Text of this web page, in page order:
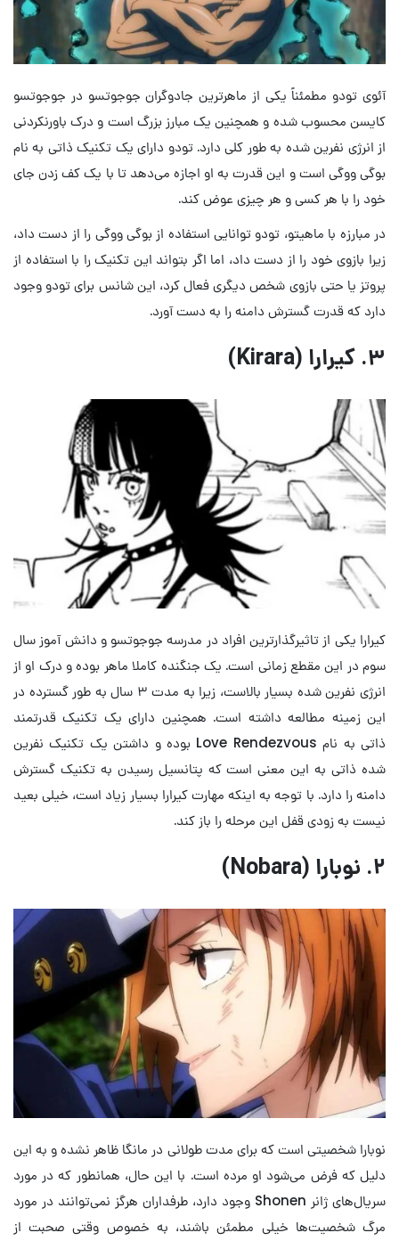
آئوی تودو مطمئناً یکی از ماهرترین جادوگران جوجوتسو در جوجوتسو
کایسن محسوب شده و همچنین یک مبارز بزرگ است و درک باورنکردنی
از انرژی نفرین شده به طور کلی دارد. تودو دارای یک تکنیک ذاتی به نام
بوگی ووگی است و این قدرت به او اجازه می‌دهد تا با یک کف زدن جای
خود را با هر کسی و هر چیزی عوض کند.
در مبارزه با ماهیتو، تودو توانایی استفاده از بوگی ووگی را از دست داد،
زیرا بازوی خود را از دست داد، اما اگر بتواند این تکنیک را با استفاده از
پروتز یا حتی بازوی شخص دیگری فعال کرد، این شانس برای تودو وجود
دارد که قدرت گسترش دامنه را به دست آورد.
۳. کیرارا (Kirara)
کیرارا یکی از تاثیرگذارترین افراد در مدرسه جوجوتسو و دانش آموز سال
سوم در این مقطع زمانی است. یک جنگنده کاملا ماهر بوده و درک او از
انرژی نفرین شده بسیار بالاست، زیرا به مدت ۳ سال به طور گسترده در
این زمینه مطالعه داشته است. همچنین دارای یک تکنیک قدرتمند
ذاتی به نام Love Rendezvous بوده و داشتن یک تکنیک نفرین
شده ذاتی به این معنی است که پتانسیل رسیدن به تکنیک گسترش
دامنه را دارد. با توجه به اینکه مهارت کیرارا بسیار زیاد است، خیلی بعید
نیست به زودی قفل این مرحله را باز کند.
۲. نوبارا (Nobara)
نوبارا شخصیتی است که برای مدت طولانی در مانگا ظاهر نشده و به این
دلیل که فرض می‌شود او مرده است. با این حال، همانطور که در مورد
سریال‌های ژانر Shonen وجود دارد، طرفداران هرگز نمی‌توانند در مورد
مرگ شخصیت‌ها خیلی مطمئن باشند، به خصوص وقتی صحبت از